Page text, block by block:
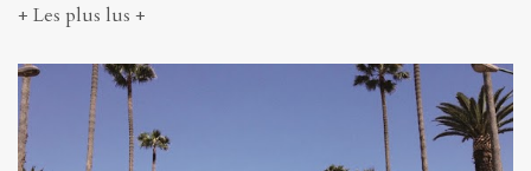
+ Les plus lus +